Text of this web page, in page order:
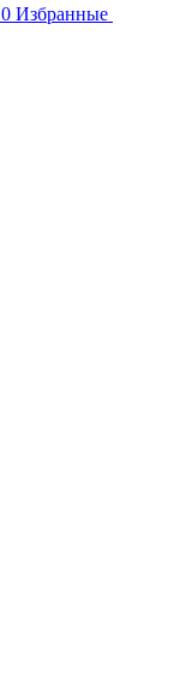
0 Избранные